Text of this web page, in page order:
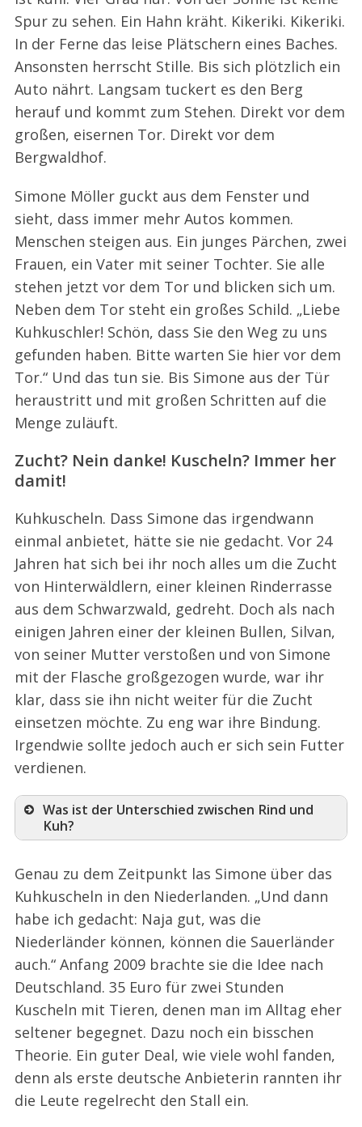
Spur zu sehen. Ein Hahn kräht. Kikeriki. Kikeriki.
In der Ferne das leise Plätschern eines Baches.
Ansonsten herrscht Stille. Bis sich plötzlich ein
Auto nährt. Langsam tuckert es den Berg
herauf und kommt zum Stehen. Direkt vor dem
großen, eisernen Tor. Direkt vor dem
Bergwaldhof.
Simone Möller guckt aus dem Fenster und
sieht, dass immer mehr Autos kommen.
Menschen steigen aus. Ein junges Pärchen, zwei
Frauen, ein Vater mit seiner Tochter. Sie alle
stehen jetzt vor dem Tor und blicken sich um.
Neben dem Tor steht ein großes Schild. „Liebe
Kuhkuschler! Schön, dass Sie den Weg zu uns
gefunden haben. Bitte warten Sie hier vor dem
Tor.“ Und das tun sie. Bis Simone aus der Tür
heraustritt und mit großen Schritten auf die
Menge zuläuft.
Zucht? Nein danke! Kuscheln? Immer her
damit!
Kuhkuscheln. Dass Simone das irgendwann
einmal anbietet, hätte sie nie gedacht. Vor 24
Jahren hat sich bei ihr noch alles um die Zucht
von Hinterwäldlern, einer kleinen Rinderrasse
aus dem Schwarzwald, gedreht. Doch als nach
einigen Jahren einer der kleinen Bullen, Silvan,
von seiner Mutter verstoßen und von Simone
mit der Flasche großgezogen wurde, war ihr
klar, dass sie ihn nicht weiter für die Zucht
einsetzen möchte. Zu eng war ihre Bindung.
Irgendwie sollte jedoch auch er sich sein Futter
verdienen.
Was ist der Unterschied zwischen Rind und
Kuh?
Genau zu dem Zeitpunkt las Simone über das
Kuhkuscheln in den Niederlanden. „Und dann
habe ich gedacht: Naja gut, was die
Niederländer können, können die Sauerländer
auch.“ Anfang 2009 brachte sie die Idee nach
Deutschland. 35 Euro für zwei Stunden
Kuscheln mit Tieren, denen man im Alltag eher
seltener begegnet. Dazu noch ein bisschen
Theorie. Ein guter Deal, wie viele wohl fanden,
denn als erste deutsche Anbieterin rannten ihr
die Leute regelrecht den Stall ein.